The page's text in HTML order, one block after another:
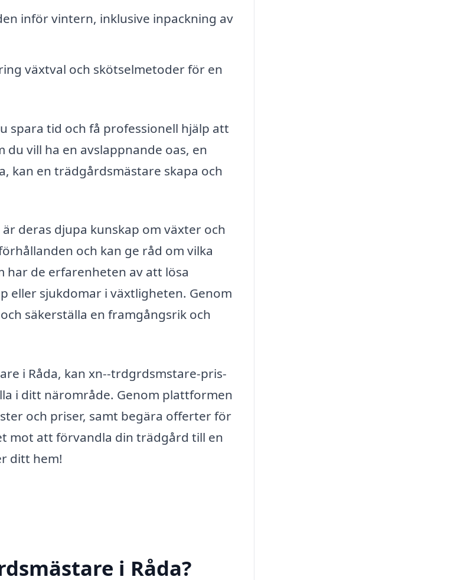
inför vintern, inklusive inpackning av
växtval och skötselmetoder för en
spara tid och få professionell hjälp att
vill ha en avslappnande oas, en
kan en trädgårdsmästare skapa och
deras djupa kunskap om växter och
och kan ge råd om vilka
har de erfarenheten av att lösa
eller sjukdomar i växtligheten. Genom
säkerställa en framgångsrik och
i Råda, kan xn--trdgrdsmstare-pris-
i ditt närområde. Genom plattformen
och priser, samt begära offerter för
mot att förvandla din trädgård till en
ditt hem!
i Råda?